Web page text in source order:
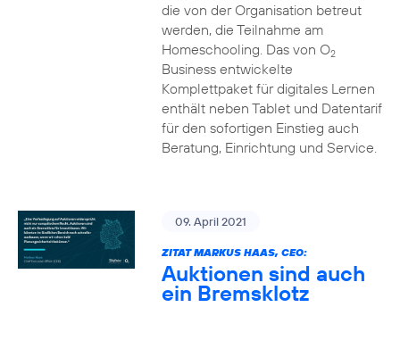
die von der Organisation betreut
werden, die Teilnahme am
Homeschooling. Das von O2
Business entwickelte
Komplettpaket für digitales Lernen
enthält neben Tablet und Datentarif
für den sofortigen Einstieg auch
Beratung, Einrichtung und Service.
09. April 2021
ZITAT MARKUS HAAS, CEO:
Auktionen sind auch
ein Bremsklotz